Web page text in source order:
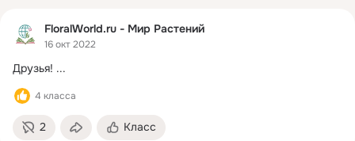
FloralWorld.ru - Мир Растений
16 окт 2022
Друзья! ...
4 класса
2 Класс